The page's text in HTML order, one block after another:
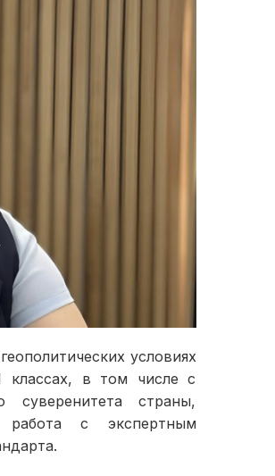
условиях
классах, в том числе с
суверенитета страны,
работа с экспертным